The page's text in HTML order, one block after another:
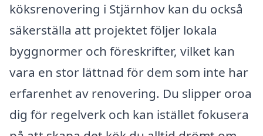
köksrenovering i Stjärnhov kan du också
säkerställa att projektet följer lokala
byggnormer och föreskrifter, vilket kan
vara en stor lättnad för dem som inte har
erfarenhet av renovering. Du slipper oroa
dig för regelverk och kan istället fokusera